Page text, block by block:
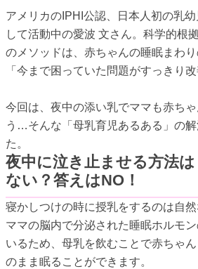
アメリカのIPHI公認、日本人初の乳
して活動中の愛波 文さん。科学的根
のメソッドは、赤ちゃんの睡眠まわり
「今まで困っていた問題がすっきり
今回は、夜中の添い乳でママも赤ち
う…そんな「母乳育児あるある」の
た。
夜中に泣き止ませる方法
ない？答えはNO！
寝かしつけの時に授乳をするのは自
ママの脳内で分泌された睡眠ホルモ
いるため、母乳を飲むことで赤ちゃ
のまま眠ることができます。